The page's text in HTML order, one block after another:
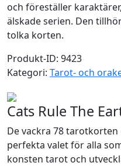
och föreställer
älskade serien. Den
tolka korten.
Produkt-ID: 9423
Kategori: Tarot- och
Cats Rule The
De vackra 78
perfekta valet för alla
konsten tarot och